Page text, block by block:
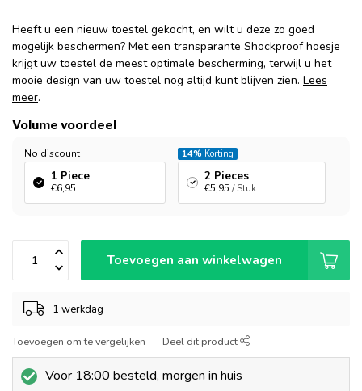
Heeft u een nieuw toestel gekocht, en wilt u deze zo goed
mogelijk beschermen? Met een transparante Shockproof hoesje
krijgt uw toestel de meest optimale bescherming, terwijl u het
mooie design van uw toestel nog altijd kunt blijven zien. Lees
meer.
Volume voordeel
No discount
1 Piece
€6,95
14% Korting
2 Pieces
€5,95 / Stuk
Toevoegen aan winkelwagen
1 werkdag
Toevoegen om te vergelijken Deel dit product
Voor 18:00 besteld, morgen in huis